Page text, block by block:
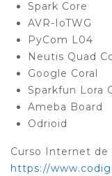
Spark Core
AVR-IoTWG
PyCom L04
Neutis Quad
Google Coral
Sparkfun Lora
Ameba Board
Odrioid
Curso Internet de
https://